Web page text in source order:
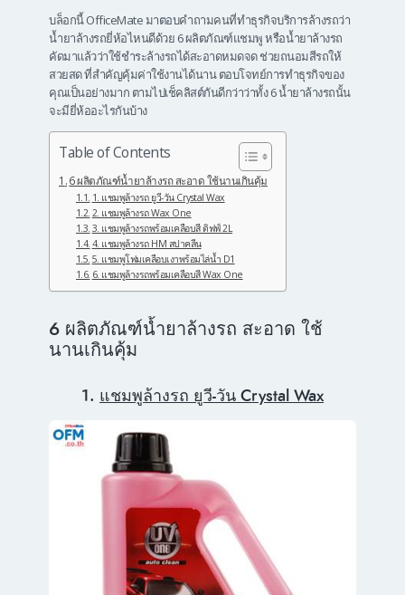
บล็อกนี้ OfficeMate มาตอบคำถามคนที่ทำธุรกิจบริการล้างรถว่า
น้ำยาล้างรถยี่ห้อไหนดีด้วย 6 ผลิตภัณฑ์แชมพู หรือน้ำยาล้างรถ
คัดมาแล้วว่าใช้ชำระล้างรถได้สะอาดหมดจด ช่วยถนอมสีรถให้
สวยสด ที่สำคัญคุ้มค่าใช้งานได้นาน ตอบโจทย์การทำธุรกิจของ
คุณเป็นอย่างมาก ตามไปเช็คลิสต์กันดีกว่าว่าทั้ง 6 น้ำยาล้างรถนั้น
จะมียี่ห้ออะไรกันบ้าง
Table of Contents
6 ผลิตภัณฑ์น้ำยาล้างรถ สะอาด ใช้นานเกินคุ้ม
1. แชมพูล้างรถ ยูวี-วัน Crystal Wax
2. แชมพูล้างรถ Wax One
3. แชมพูล้างรถพร้อมเคลือบสี ดิฟฟ์ 2L
4. แชมพูล้างรถ HM สปาคลีน
5. แชมพูโฟมเคลือบเงาพร้อมไล่น้ำ D1
6. แชมพูล้างรถพร้อมเคลือบสี Wax One
6 ผลิตภัณฑ์น้ำยาล้างรถ สะอาด ใช้
นานเกินคุ้ม
1. แชมพูล้างรถ ยูวี-วัน Crystal Wax